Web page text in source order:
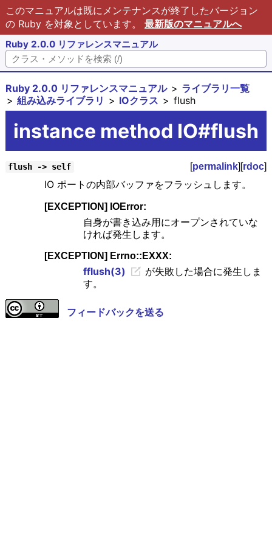
このマニュアルは既にメンテナンスが終了したバージョン
の Ruby を対象としています。 最新版のマニュアルへ
Ruby 2.0.0 リファレンスマニュアル
Ruby 2.0.0 リファレンスマニュアル
ライブラリ一覧
組み込みライブラリ
IOクラス flush
instance method IO#flush
flush -> self [permalink][rdoc]
IO ポートの内部バッファをフラッシュします。
[EXCEPTION] IOError:
自身が書き込み用にオープンされていな
ければ発生します。
[EXCEPTION] Errno::EXXX:
fflush(3)
が失敗した場合に発生しま
す。
フィードバックを送る